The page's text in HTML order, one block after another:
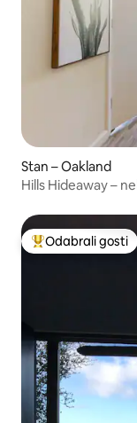
Stan – Oakland
Hills Hideaway –
Među najviše
Odabrali gosti